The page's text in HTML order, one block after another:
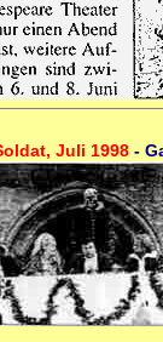
Juli 1998 -